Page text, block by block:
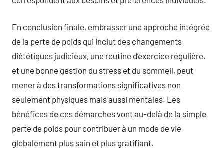
En conclusion finale, embrasser une approche intégrée
de la perte de poids qui inclut des changements
diététiques judicieux, une routine d’exercice régulière,
et une bonne gestion du stress et du sommeil, peut
mener à des transformations significatives non
seulement physiques mais aussi mentales. Les
bénéfices de ces démarches vont au-delà de la simple
perte de poids pour contribuer à un mode de vie
globalement plus sain et plus gratifiant.